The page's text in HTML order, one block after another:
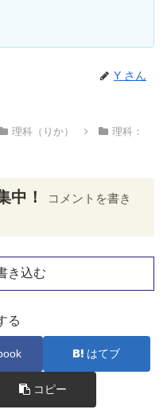
Y さん
理科（りか）
理科：
中！
コメントを書き
き込む
る
はてブ
コピー